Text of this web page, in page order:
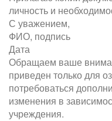
личность и
С уважением,
ФИО, подпись
Дата
Обращаем ваше
приведен только для
потребоваться
изменения в
учреждения.